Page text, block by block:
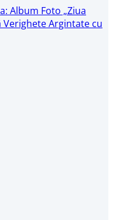
Album Foto „Ziua
Verighete Argintate cu